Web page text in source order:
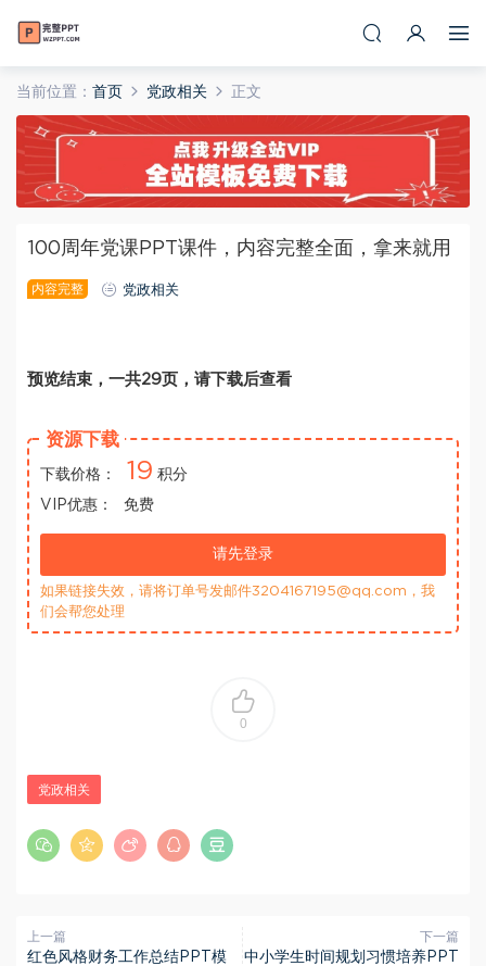
当前位置： 首页 党政相关 正文
100周年党课PPT课件，内容完整全面，拿来就用
内容完整 党政相关
预览结束，一共29页，请下载后查看
资源下载
下载价格： 19 积分
VIP优惠：
免费
请先登录
如果链接失效，请将订单号发邮件3204167195@qq.com，我
们会帮您处理
0
党政相关
上一篇
红色风格财务工作总结PPT模
下一篇
中小学生时间规划习惯培养PPT